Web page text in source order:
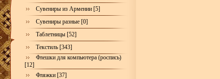
Сувениры из Армении [5]
Сувениры разные [0]
Таблетницы [52]
Текстиль [343]
Флешки для компьютера (роспись)
[12]
Фляжки [37]